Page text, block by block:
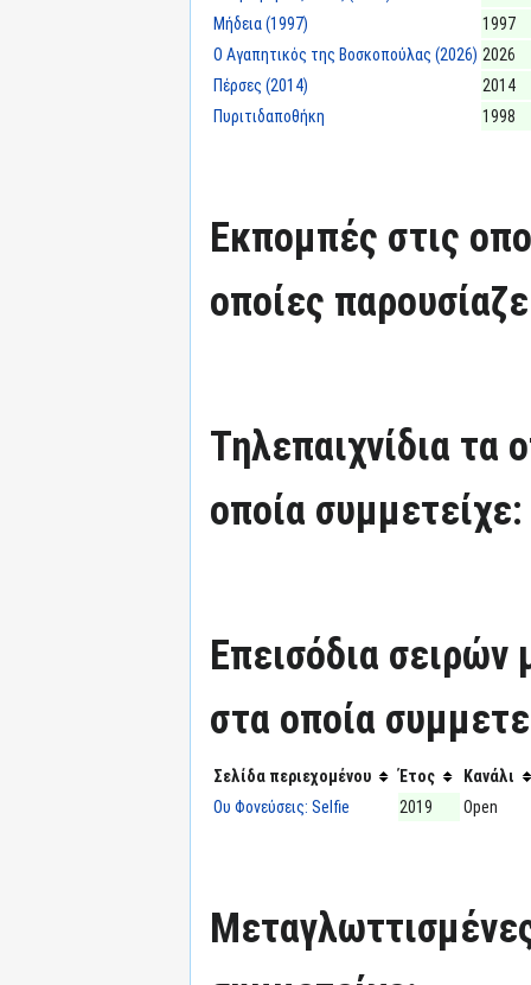
Μήδεια (1997)
1997
Ο Αγαπητικός της Βοσκοπούλας (2026) 2026
Πέρσες (2014)
2014
Πυριτιδαποθήκη
1998
Εκπομπές στις
οποίες
Τηλεπαιχνίδια τα
οποία συμμετείχε:
Επεισόδια
στα οποία
Σελίδα περιεχομένου Έτος
Κανάλι
Ου Φονεύσεις: Selfie
2019 Open